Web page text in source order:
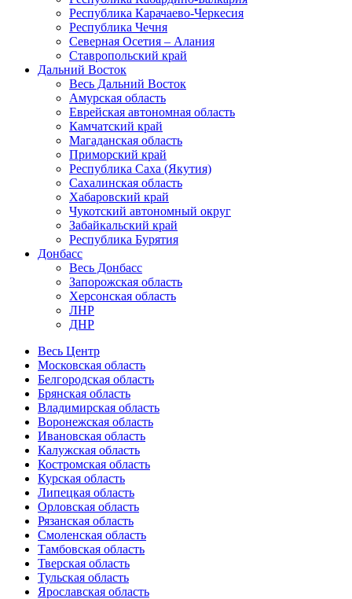
Республика Карачаево-Черкесия
Республика Чечня
Северная Осетия – Алания
Ставропольский край
Дальний Восток
Весь Дальний Восток
Амурская область
Еврейская автономная область
Камчатский край
Магаданская область
Приморский край
Республика Саха (Якутия)
Сахалинская область
Хабаровский край
Чукотский автономный округ
Забайкальский край
Республика Бурятия
Донбасс
Весь Донбасс
Запорожская область
Херсонская область
ЛНР
ДНР
Весь Центр
Московская область
Белгородская область
Брянская область
Владимирская область
Воронежская область
Ивановская область
Калужская область
Костромская область
Курская область
Липецкая область
Орловская область
Рязанская область
Смоленская область
Тамбовская область
Тверская область
Тульская область
Ярославская область